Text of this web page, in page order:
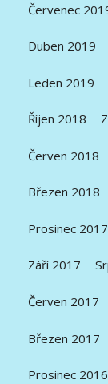
Červenec
Duben 2019
Leden 2019
Říjen 2018
Červen 2018
Březen 2018
Prosinec 2017
Září 2017
Červen 2017
Březen 2017
Prosinec 2016